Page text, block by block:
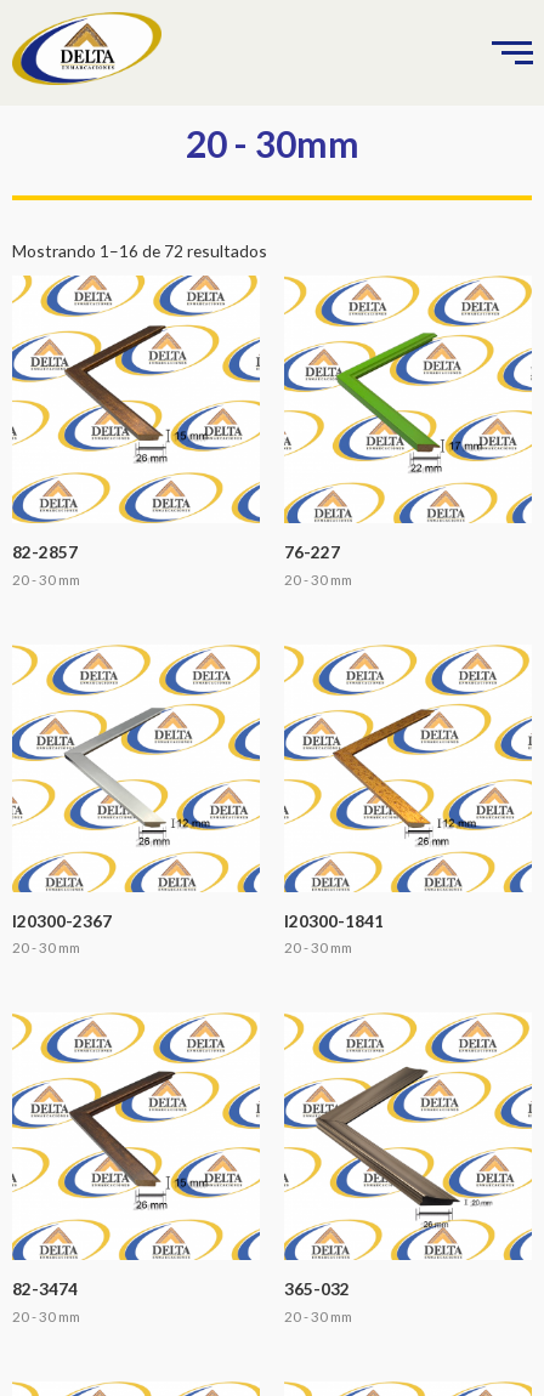
contenido
20 - 30mm
Mostrando 1–16 de 72 resultados
82-2857
20 - 30 mm
76-227
20 - 30 mm
I20300-2367
20 - 30 mm
I20300-1841
20 - 30 mm
82-3474
20 - 30 mm
365-032
20 - 30 mm